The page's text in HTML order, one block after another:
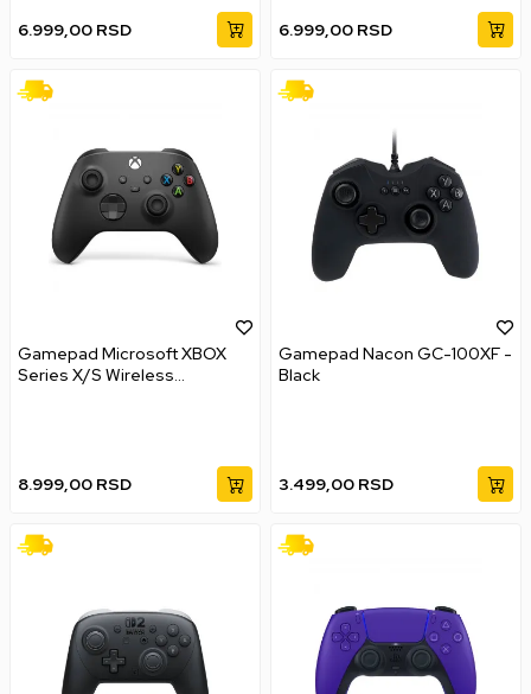
6.999,00 RSD 6.999,00 RSD
Gamepad Microsoft XBOX
Series X/S Wireless
8.999,00 RSD
Gamepad Nacon GC-100XF -
Black
3.499,00 RSD